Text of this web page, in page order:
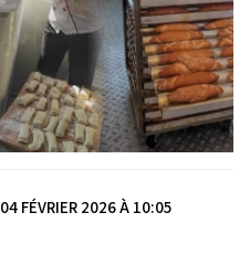
04 FÉVRIER 2026 À 10:05